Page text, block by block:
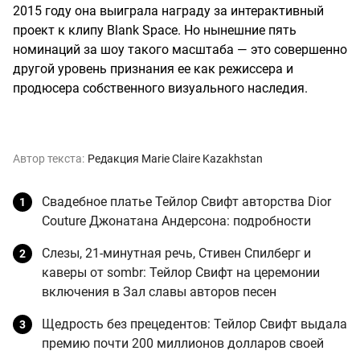
2015 году она выиграла награду за интерактивный
проект к клипу Blank Space. Но нынешние пять
номинаций за шоу такого масштаба — это совершенно
другой уровень признания ее как режиссера и
продюсера собственного визуального наследия.
Автор текста: Редакция Marie Claire Kazakhstan
Свадебное платье Тейлор Свифт авторства Dior
Couture Джонатана Андерсона: подробности
Слезы, 21-минутная речь, Стивен Спилберг и
каверы от sombr: Тейлор Свифт на церемонии
включения в Зал славы авторов песен
Щедрость без прецедентов: Тейлор Свифт выдала
премию почти 200 миллионов долларов своей